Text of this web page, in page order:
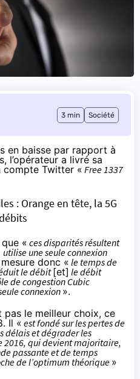
3 min Société
en baisse par rapport à
l’opérateur a livré sa
compte Twitter « Free 1337
: Orange en tête, la 5G
« ces disparités résultent
utilise une seule connexion
donc « le temps de
le débit[et] le débit
de congestion Cubic
connexion ».
pas le meilleur choix, ce
Il «est fondé sur les pertes de
délais et dégrader les
2016, qui devient majoritaire,
passante et de temps
de l’optimum théorique »